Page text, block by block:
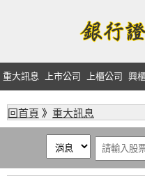
重大訊息 上市公司 上櫃公司 興
回首頁 》 重大訊息